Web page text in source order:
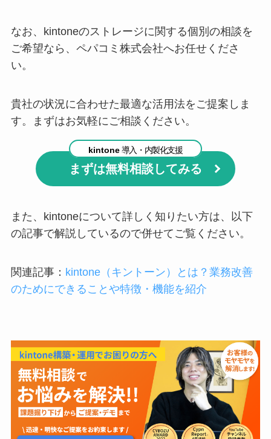
なお、kintoneのストレージに関する個別の相談を
ご希望なら、ペパコミ株式会社へお任せくださ
い。
貴社の状況に合わせた最適な活用法をご提案しま
す。まずはお気軽にご相談ください。
kintone導入・内製化支援
まずは無料相談してみる
また、kintoneについて詳しく知りたい方は、以下
の記事で解説しているので併せてご覧ください。
関連記事： kintone（キントーン）とは？業務改善
のためにできることや特徴・機能を紹介